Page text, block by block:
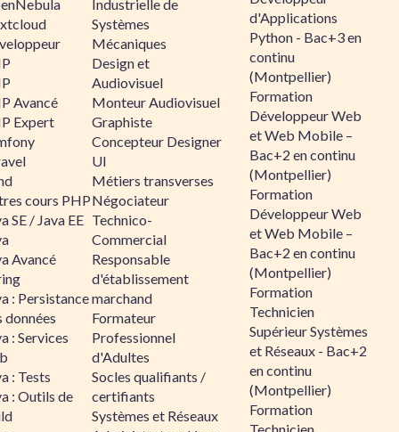
Avancé
Expert
cours PHP
SE / Java EE
Avancé
: Persistance
données
: Services
: Tests
: Outils de
Industrielle de
Systèmes
Mécaniques
Design et
Audiovisuel
Monteur Audiovisuel
Graphiste
Concepteur Designer
UI
Métiers transverses
Négociateur
Technico-
Commercial
Responsable
d'établissement
marchand
Formateur
Professionnel
d'Adultes
Socles qualifiants /
certifiants
Systèmes et Réseaux
d'Applications
Python - Bac+3 en
continu
(Montpellier)
Formation
Développeur Web
et Web Mobile –
Bac+2 en continu
(Montpellier)
Formation
Développeur Web
et Web Mobile –
Bac+2 en continu
(Montpellier)
Formation
Technicien
Supérieur Systèmes
et Réseaux - Bac+2
en continu
(Montpellier)
Formation